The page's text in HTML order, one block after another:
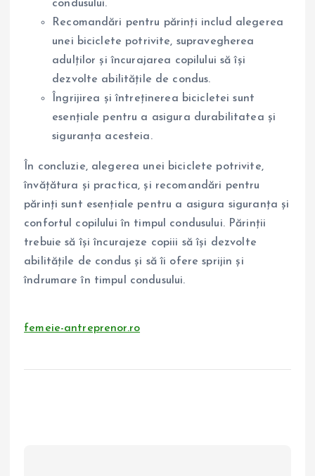
condusului.
Recomandări pentru părinți includ alegerea
unei biciclete potrivite, supravegherea
adulților și încurajarea copilului să își
dezvolte abilitățile de condus.
Îngrijirea și întreținerea bicicletei sunt
esențiale pentru a asigura durabilitatea și
siguranța acesteia.
În concluzie, alegerea unei biciclete potrivite,
învățătura și practica, și recomandări pentru
părinți sunt esențiale pentru a asigura siguranța și
confortul copilului în timpul condusului. Părinții
trebuie să își încurajeze copiii să își dezvolte
abilitățile de condus și să îi ofere sprijin și
îndrumare în timpul condusului.
femeie-antreprenor.ro